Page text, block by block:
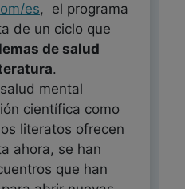
es, el programa
de un ciclo que
de salud
.
mental
científica como
literatos ofrecen
ahora, se han
que han